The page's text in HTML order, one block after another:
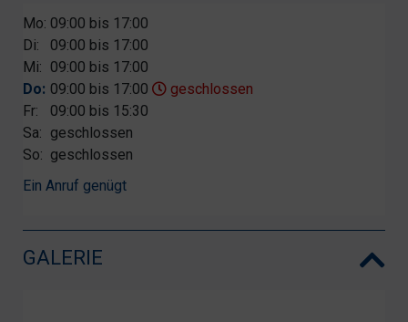
Mo: 09:00 bis 17:00
Di:
09:00 bis 17:00
Mi: 09:00 bis 17:00
Do: 09:00 bis 17:00
geschlossen
Fr:
09:00 bis 15:30
Sa: geschlossen
So: geschlossen
Ein Anruf genügt
GALERIE